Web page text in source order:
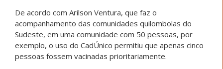
De acordo com Arilson Ventura, que faz o
acompanhamento das comunidades quilombolas do
Sudeste, em uma comunidade com 50 pessoas, por
exemplo, o uso do CadÚnico permitiu que apenas cinco
pessoas fossem vacinadas prioritariamente.